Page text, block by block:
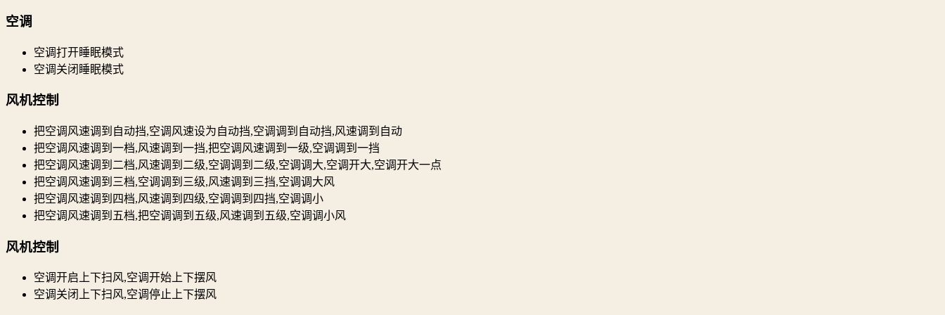
空调
空调打开睡眠模式
空调关闭睡眠模式
风机控制
把空调风速调到自动挡,空调风速设为自动挡,空调调到自动挡,风速调到自动
把空调风速调到一档,风速调到一挡,把空调风速调到一级,空调调到一挡
把空调风速调到二档,风速调到二级,空调调到二级,空调调大,空调开大,空调开大一点
把空调风速调到三档,空调调到三级,风速调到三挡,空调调大风
把空调风速调到四档,风速调到四级,空调调到四挡,空调调小
把空调风速调到五档,把空调调到五级,风速调到五级,空调调小风
风机控制
空调开启上下扫风,空调开始上下摆风
空调关闭上下扫风,空调停止上下摆风